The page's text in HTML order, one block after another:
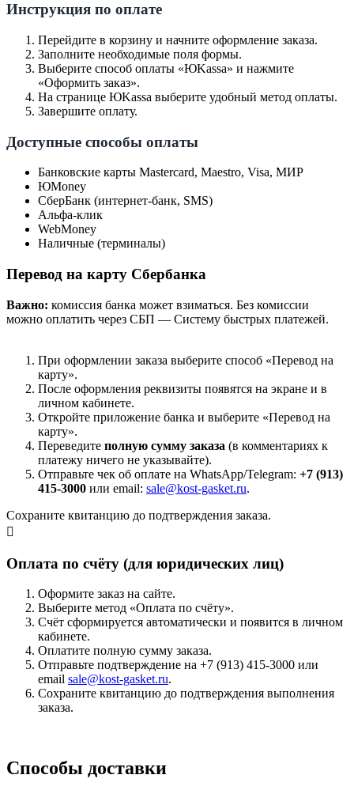
Инструкция по оплате
Перейдите в корзину и начните оформление заказа.
Заполните необходимые поля формы.
Выберите способ оплаты «ЮKassa» и нажмите
«Оформить заказ».
На странице ЮKassa выберите удобный метод оплаты.
Завершите оплату.
Доступные способы оплаты
Банковские карты Mastercard, Maestro, Visa, МИР
ЮMoney
СберБанк (интернет-банк, SMS)
Альфа-клик
WebMoney
Наличные (терминалы)
Перевод на карту Сбербанка
Важно: комиссия банка может взиматься. Без комиссии
можно оплатить через СБП — Систему быстрых платежей.
При оформлении заказа выберите способ «Перевод на
карту».
После оформления реквизиты появятся на экране и в
личном кабинете.
Откройте приложение банка и выберите «Перевод на
карту».
Переведите полную сумму заказа (в комментариях к
платежу ничего не указывайте).
Отправьте чек об оплате на WhatsApp/Telegram: +7 (913)
415-3000 или email: sale@kost-gasket.ru.
Сохраните квитанцию до подтверждения заказа.
Оплата по счёту (для юридических лиц)
Оформите заказ на сайте.
Выберите метод «Оплата по счёту».
Счёт сформируется автоматически и появится в личном
кабинете.
Оплатите полную сумму заказа.
Отправьте подтверждение на +7 (913) 415-3000 или
email sale@kost-gasket.ru.
Сохраните квитанцию до подтверждения выполнения
заказа.
Способы доставки